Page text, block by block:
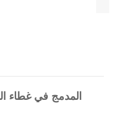
المدمج في غطاء